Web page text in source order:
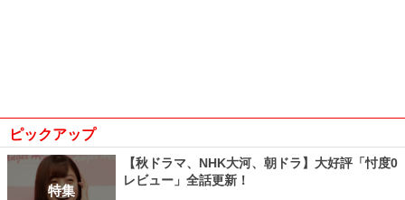
ピックアップ
特集
【秋ドラマ、NHK大河、朝ドラ】大好評「忖度0
レビュー」全話更新！